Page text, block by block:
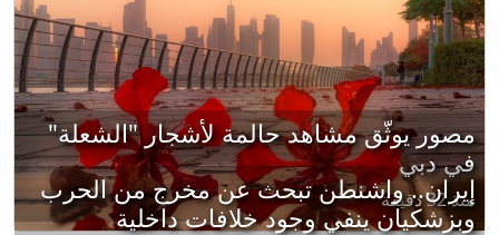
مصور يوثّق مشاهد حالمة لأشجار "الشعلة"
في دبي
منذ 32 دقيقة
إيران.. واشنطن تبحث عن مخرج من الحرب
وبزشكيان ينفي وجود خلافات داخلية